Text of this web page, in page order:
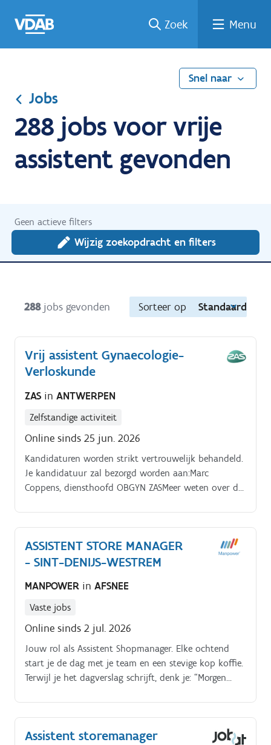
naar
een
een
job
naar
Zoek Menu
Snel naar
Jobs
288 jobs voor vrije
assistent gevonden
Geen actieve filters
Wijzig zoekopdracht en filters
288 jobs gevonden Sorteer op Standaard
Vrij assistent Gynaecologie-
Verloskunde
ZAS in ANTWERPEN
Zelfstandige activiteit
Online sinds 25 jun. 2026
Kandidaturen worden strikt vertrouwelijk behandeld.
Je kandidatuur zal bezorgd worden aan:Marc
Coppens, diensthoofd OBGYN ZASMeer weten over de
selectiegesprek georganiseerd worden.
ASSISTENT STORE MANAGER
- SINT-DENIJS-WESTREM
MANPOWER in AFSNEE
Vaste jobs
Online sinds 2 jul. 2026
Jouw rol als Assistent Shopmanager. Elke ochtend
start je de dag met je team en een stevige kop koffie.
Terwijl je het dagverslag schrijft, denk je: “Morgen
Assistent storemanager